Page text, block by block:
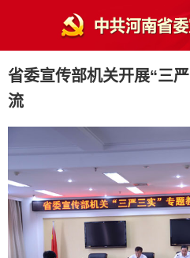
省委宣传部机关开展“三
流